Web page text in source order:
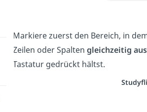
Markiere zuerst den Bereich, in
Zeilen oder Spalten gleichzeitig
Tastatur gedrückt hältst.